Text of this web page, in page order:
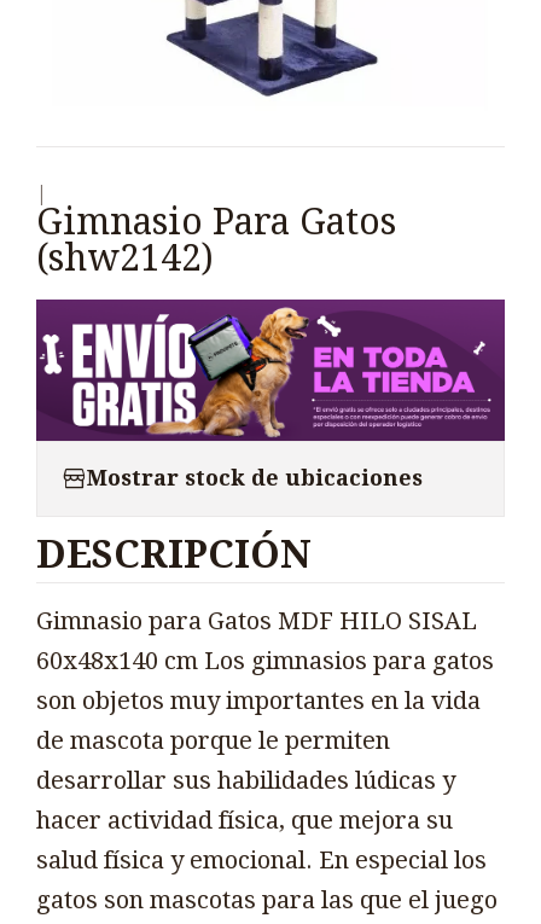
Gimnasio Para Gatos
(shw2142)
Mostrar stock de ubicaciones
DESCRIPCIÓN
Gimnasio para Gatos MDF HILO SISAL
60x48x140 cm Los gimnasios para gatos
son objetos muy importantes en la vida
de mascota porque le permiten
desarrollar sus habilidades lúdicas y
hacer actividad física, que mejora su
salud física y emocional. En especial los
gatos son mascotas para las que el juego